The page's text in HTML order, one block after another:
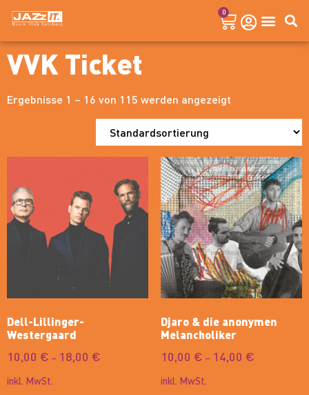
0
VVK Ticket
Ergebnisse 1 – 16 von 115 werden angezeigt
Dell-Lillinger-
Westergaard
10,00 € – 18,00 €
inkl. MwSt.
Djaro & die anonymen
Melancholiker
10,00 € – 14,00 €
inkl. MwSt.